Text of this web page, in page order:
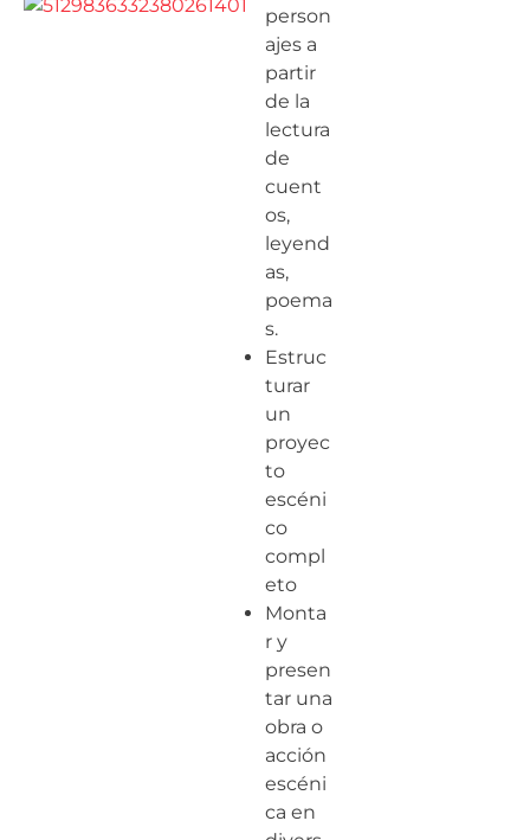
person
ajes a
partir
de la
lectura
de
cuent
os,
leyend
as,
poema
s.
Estruc
turar
un
proyec
to
escéni
co
compl
eto
Monta
r y
presen
tar una
obra o
acción
escéni
ca en